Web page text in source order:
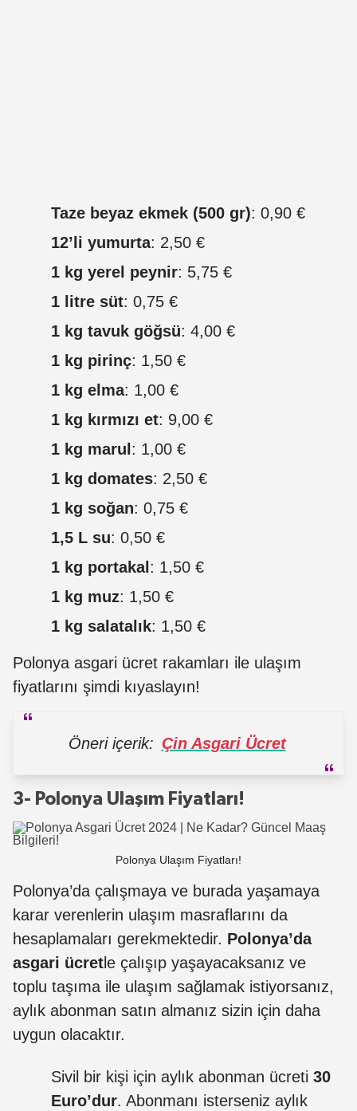
Taze beyaz ekmek (500 gr): 0,90 €
12’li yumurta: 2,50 €
1 kg yerel peynir: 5,75 €
1 litre süt: 0,75 €
1 kg tavuk göğsü: 4,00 €
1 kg pirinç: 1,50 €
1 kg elma: 1,00 €
1 kg kırmızı et: 9,00 €
1 kg marul : 1,00 €
1 kg domates: 2,50 €
1 kg soğan: 0,75 €
1,5 L su: 0,50 €
1 kg portakal : 1,50 €
1 kg muz: 1,50 €
1 kg salatalık: 1,50 €
Polonya asgari ücret rakamları ile ulaşım
fiyatlarını şimdi kıyaslayın!
Öneri içerik: Çin Asgari Ücret
3- Polonya Ulaşım Fiyatları!
Polonya Ulaşım Fiyatları!
Polonya’da çalışmaya ve burada yaşamaya
karar verenlerin ulaşım masraflarını da
hesaplamaları gerekmektedir. Polonya’da
asgari ücretle çalışıp yaşayacaksanız ve
toplu taşıma ile ulaşım sağlamak istiyorsanız,
aylık abonman satın almanız sizin için daha
uygun olacaktır.
Sivil bir kişi için aylık abonman ücreti 30
Euro’dur. Abonmanı isterseniz aylık